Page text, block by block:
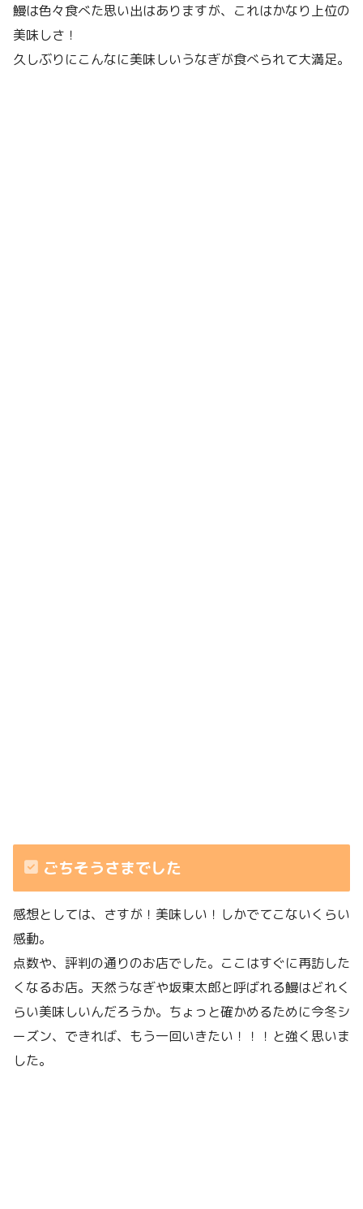
鰻は色々食べた思い出はありますが、これはかなり上位の
美味しさ！
久しぶりにこんなに美味しいうなぎが食べられて大満足。
ごちそうさまでした
感想としては、さすが！美味しい！しかでてこないくらい
感動。
点数や、評判の通りのお店でした。ここはすぐに再訪した
くなるお店。天然うなぎや坂東太郎と呼ばれる鰻はどれく
らい美味しいんだろうか。ちょっと確かめるために今冬シ
ーズン、できれば、もう一回いきたい！！！と強く思いま
した。